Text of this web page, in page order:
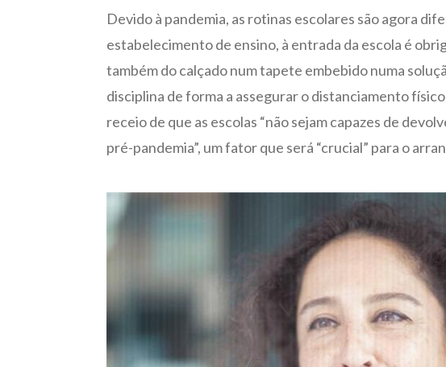
Devido à pandemia, as rotinas escolares são agora
estabelecimento de ensino, à entrada da escola é
também do calçado num tapete embebido numa
disciplina de forma a assegurar o distanciamento
receio de que as escolas “não sejam capazes de
pré-pandemia”, um fator que será “crucial” para o